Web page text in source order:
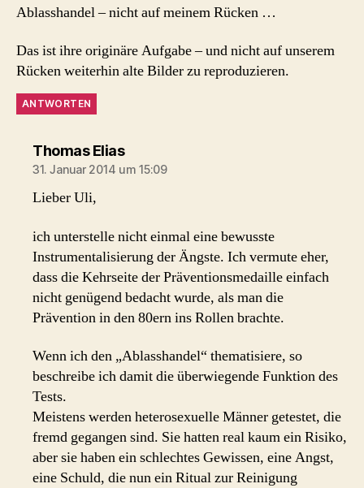
Ablasshandel – nicht auf meinem Rücken …
Das ist ihre originäre Aufgabe – und nicht auf unserem
Rücken weiterhin alte Bilder zu reproduzieren.
ANTWORTEN
Thomas Eliassagt:
31. Januar 2014 um 15:09
Lieber Uli,
ich unterstelle nicht einmal eine bewusste
Instrumentalisierung der Ängste. Ich vermute eher,
dass die Kehrseite der Präventionsmedaille einfach
nicht genügend bedacht wurde, als man die
Prävention in den 80ern ins Rollen brachte.
Wenn ich den „Ablasshandel“ thematisiere, so
beschreibe ich damit die überwiegende Funktion des
Tests.
Meistens werden heterosexuelle Männer getestet, die
fremd gegangen sind. Sie hatten real kaum ein Risiko,
aber sie haben ein schlechtes Gewissen, eine Angst,
eine Schuld, die nun ein Ritual zur Reinigung